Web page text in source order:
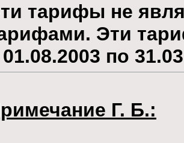
тарифы не
Эти
по
Г. Б.: